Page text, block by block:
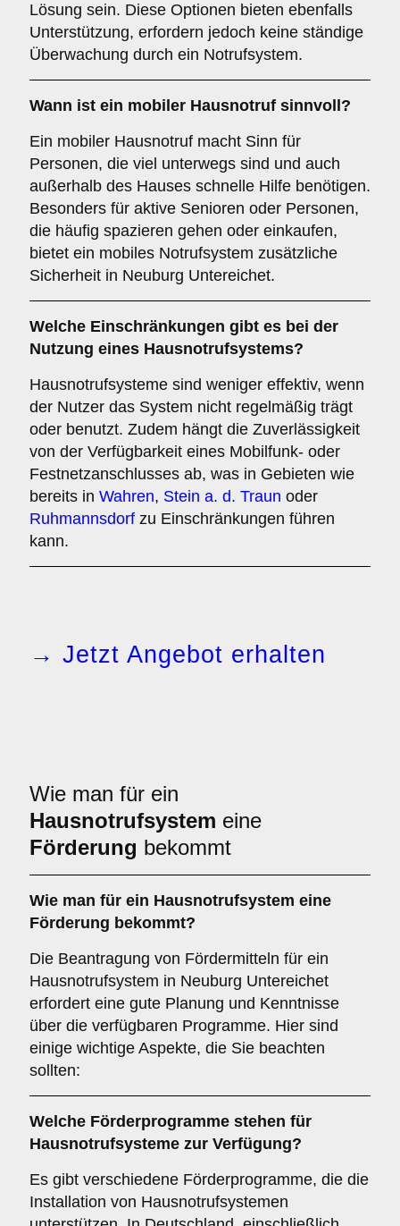
Lösung sein. Diese Optionen bieten ebenfalls
Unterstützung, erfordern jedoch keine ständige
Überwachung durch ein Notrufsystem.
Wann ist ein mobiler Hausnotruf sinnvoll?
Ein mobiler Hausnotruf macht Sinn für
Personen, die viel unterwegs sind und auch
außerhalb des Hauses schnelle Hilfe benötigen.
Besonders für aktive Senioren oder Personen,
die häufig spazieren gehen oder einkaufen,
bietet ein mobiles Notrufsystem zusätzliche
Sicherheit in Neuburg Untereichet.
Welche Einschränkungen gibt es bei der
Nutzung eines Hausnotrufsystems?
Hausnotrufsysteme sind weniger effektiv, wenn
der Nutzer das System nicht regelmäßig trägt
oder benutzt. Zudem hängt die Zuverlässigkeit
von der Verfügbarkeit eines Mobilfunk- oder
Festnetzanschlusses ab, was in Gebieten wie
bereits in Wahren, Stein a. d. Traun oder
Ruhmannsdorf zu Einschränkungen führen
kann.
→ Jetzt Angebot erhalten
Wie man für ein
Hausnotrufsystem eine
Förderung bekommt
Wie man für ein Hausnotrufsystem eine
Förderung bekommt?
Die Beantragung von Fördermitteln für ein
Hausnotrufsystem in Neuburg Untereichet
erfordert eine gute Planung und Kenntnisse
über die verfügbaren Programme. Hier sind
einige wichtige Aspekte, die Sie beachten
sollten:
Welche Förderprogramme stehen für
Hausnotrufsysteme zur Verfügung?
Es gibt verschiedene Förderprogramme, die die
Installation von Hausnotrufsystemen